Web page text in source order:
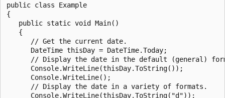
public class Example
{
   public static void Main()
   {
      // Get the current date.
      DateTime thisDay = DateTime.Today;
// Display the date in the default (general)
      Console.WriteLine(thisDay.ToString());
      Console.WriteLine();
      // Display the date in a variety of formats.
      Console.WriteLine(thisDay.ToString("d"));